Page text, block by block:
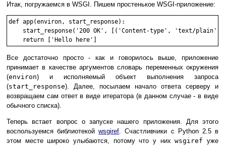
Итак, погружаемся в WSGI. Пишем простенькое WSGI-приложение:
def app(environ, start_response):
start_response('200 OK', [('Content-type', 'text/
Все достаточно просто - как и говорилось выше, приложение
принимает в качестве аргументов словарь переменных окружения
(environ) и исполняемый объект выполнения запроса
(start_response). Далее, посылаем начало ответа серверу и
возвращаем сам ответ в виде итератора (в данном случае - в виде
обычного списка).
Теперь встает вопрос о запуске нашего приложения. Для этого
воспользуемся библиотекойwsgiref. Счастливчики с Python 2.5 в
этом месте широко улыбаются, потому что у нихwsgiref уже